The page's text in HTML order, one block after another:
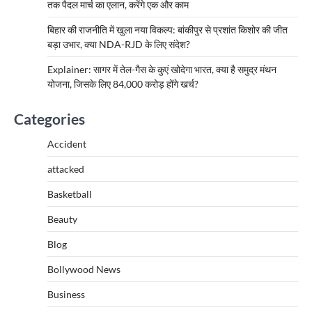
तक पैदल मार्च का एलान, करेंगे एक और काम
बिहार की राजनीति में खुला नया विकल्प: बांकीपुर से प्रशांत किशोर की जीत
बड़ा उभार, क्या NDA-RJD के लिए संदेश?
Explainer: सागर में तेल-गैस के कुएं खोदेगा भारत, क्या है समुद्र मंथन
योजना, जिसके लिए 84,000 करोड़ होंगे खर्च?
Categories
Accident
attacked
Basketball
Beauty
Blog
Bollywood News
Business